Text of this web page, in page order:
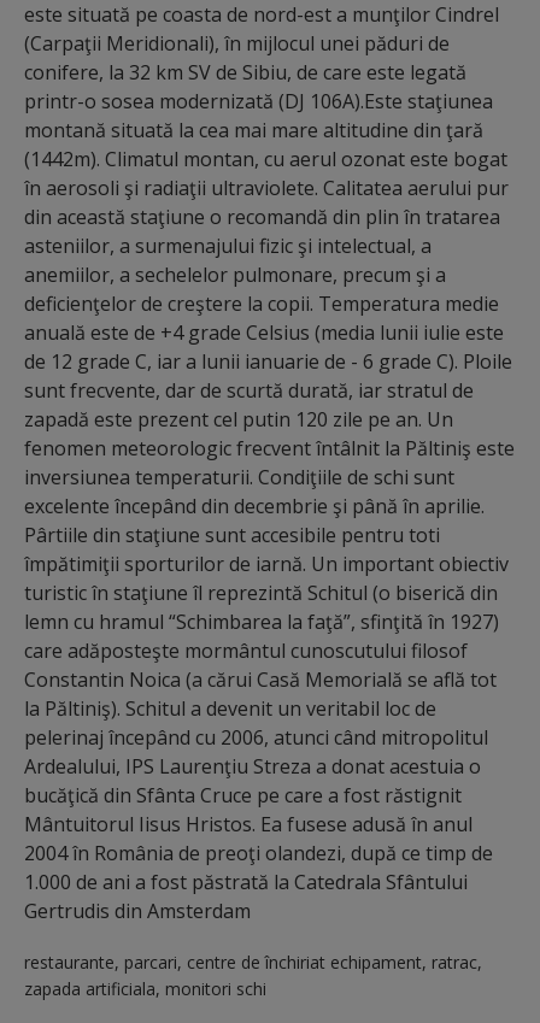
este situată pe coasta de nord-est a munţilor Cindrel
(Carpaţii Meridionali), în mijlocul unei păduri de
conifere, la 32 km SV de Sibiu, de care este legată
printr-o sosea modernizată (DJ 106A).Este staţiunea
montană situată la cea mai mare altitudine din ţară
(1442m). Climatul montan, cu aerul ozonat este bogat
în aerosoli şi radiaţii ultraviolete. Calitatea aerului pur
din această staţiune o recomandă din plin în tratarea
asteniilor, a surmenajului fizic şi intelectual, a
anemiilor, a sechelelor pulmonare, precum şi a
deficienţelor de creştere la copii. Temperatura medie
anuală este de +4 grade Celsius (media lunii iulie este
de 12 grade C, iar a lunii ianuarie de - 6 grade C). Ploile
sunt frecvente, dar de scurtă durată, iar stratul de
zapadă este prezent cel putin 120 zile pe an. Un
fenomen meteorologic frecvent întâlnit la Păltiniş este
inversiunea temperaturii. Condiţiile de schi sunt
excelente începând din decembrie şi până în aprilie.
Pârtiile din staţiune sunt accesibile pentru toti
împătimiţii sporturilor de iarnă. Un important obiectiv
turistic în staţiune îl reprezintă Schitul (o biserică din
lemn cu hramul “Schimbarea la faţă”, sfinţită în 1927)
care adăposteşte mormântul cunoscutului filosof
Constantin Noica (a cărui Casă Memorială se află tot
la Păltiniş). Schitul a devenit un veritabil loc de
pelerinaj începând cu 2006, atunci când mitropolitul
Ardealului, IPS Laurenţiu Streza a donat acestuia o
bucăţică din Sfânta Cruce pe care a fost răstignit
Mântuitorul Iisus Hristos. Ea fusese adusă în anul
2004 în România de preoţi olandezi, după ce timp de
1.000 de ani a fost păstrată la Catedrala Sfântului
Gertrudis din Amsterdam
restaurante, parcari, centre de închiriat echipament, ratrac,
zapada artificiala, monitori schi